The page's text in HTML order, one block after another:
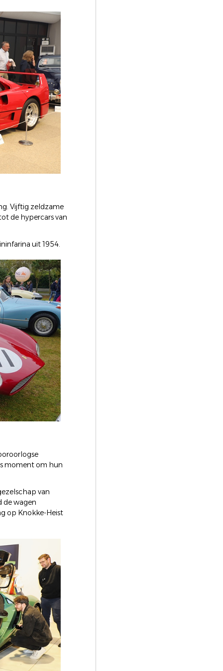
Vijftig zeldzame
de hypercars van
uit 1954.
moment om hun
van
de wagen
op Knokke-Heist